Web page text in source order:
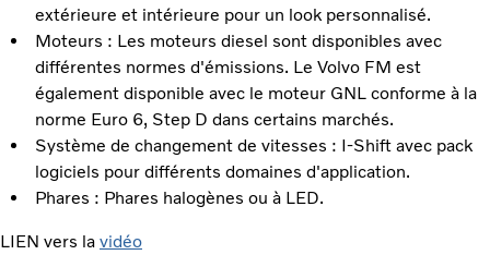
extérieure et intérieure pour un look personnalisé.
Moteurs : Les moteurs diesel sont disponibles avec
différentes normes d'émissions. Le Volvo FM est
également disponible avec le moteur GNL conforme à la
norme Euro 6, Step D dans certains marchés.
Système de changement de vitesses : I-Shift avec pack
logiciels pour différents domaines d'application.
Phares : Phares halogènes ou à LED.
LIEN vers la vidéo